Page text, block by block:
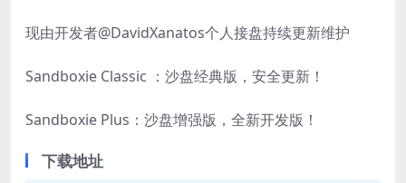
现由开发者@DavidXanatos个人接盘持续更新维护
Sandboxie Classic ：沙盘经典版，安全更新！
Sandboxie Plus：沙盘增强版，全新开发版！
下载地址